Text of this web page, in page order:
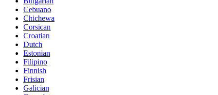
Cebuano
Chichewa
Corsican
Croatian
Dutch
Estonian
Filipino
Finnish
Frisian
Galician